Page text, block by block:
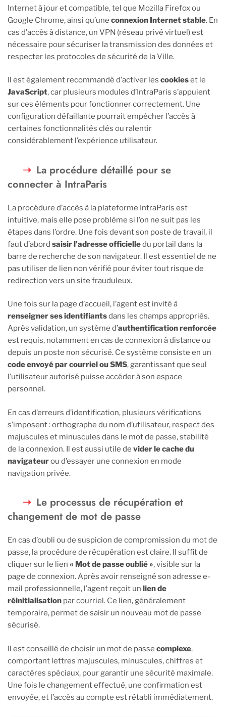
Internet à jour et compatible, tel que Mozilla Firefox ou
Google Chrome, ainsi qu’une connexion Internet stable. En
cas d’accès à distance, un VPN (réseau privé virtuel) est
nécessaire pour sécuriser la transmission des données et
respecter les protocoles de sécurité de la Ville.
Il est également recommandé d’activer les cookieset le
JavaScript, car plusieurs modules d’IntraParis s’appuient
sur ces éléments pour fonctionner correctement. Une
configuration défaillante pourrait empêcher l’accès à
certaines fonctionnalités clés ou ralentir
considérablement l’expérience utilisateur.
La procédure détaillé pour se
connecter à IntraParis
La procédure d’accès à la plateforme IntraParis est
intuitive, mais elle pose problème si l’on ne suit pas les
étapes dans l’ordre. Une fois devant son poste de travail, il
faut d’abord saisir l’adresse officielledu portail dans la
barre de recherche de son navigateur. Il est essentiel de ne
pas utiliser de lien non vérifié pour éviter tout risque de
redirection vers un site frauduleux.
Une fois sur la page d’accueil, l’agent est invité à
renseigner ses identifiantsdans les champs appropriés.
Après validation, un système d’authentification renforcée
est requis, notamment en cas de connexion à distance ou
depuis un poste non sécurisé. Ce système consiste en un
code envoyé par courriel ou SMS, garantissant que seul
l’utilisateur autorisé puisse accéder à son espace
personnel.
En cas d’erreurs d’identification, plusieurs vérifications
s’imposent : orthographe du nom d’utilisateur, respect des
majuscules et minuscules dans le mot de passe, stabilité
de la connexion. Il est aussi utile de vider le cache du
navigateurou d’essayer une connexion en mode
navigation privée.
Le processus de récupération et
changement de mot de passe
En cas d’oubli ou de suspicion de compromission du mot de
passe, la procédure de récupération est claire. Il suffit de
cliquer sur le lien « Mot de passe oublié », visible sur la
page de connexion. Après avoir renseigné son adresse e-
mail professionnelle, l’agent reçoit un lien de
réinitialisation par courriel. Ce lien, généralement
temporaire, permet de saisir un nouveau mot de passe
sécurisé.
Il est conseillé de choisir un mot de passe complexe,
comportant lettres majuscules, minuscules, chiffres et
caractères spéciaux, pour garantir une sécurité maximale.
Une fois le changement effectué, une confirmation est
envoyée, et l’accès au compte est rétabli immédiatement.